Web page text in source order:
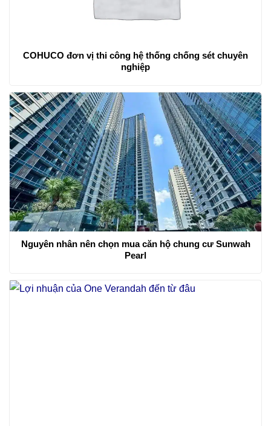
COHUCO đơn vị thi công hệ thống chống sét chuyên
nghiệp
Nguyên nhân nên chọn mua căn hộ chung cư Sunwah
Pearl